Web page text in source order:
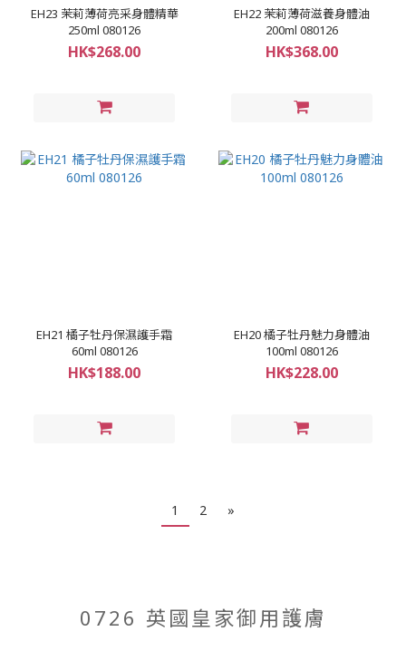
EH23 茉莉薄荷亮采身體精華
250ml 080126
HK$268.00
EH22 茉莉薄荷滋養身體油
200ml 080126
HK$368.00
EH21 橘子牡丹保濕護手霜
60ml 080126
HK$188.00
EH20 橘子牡丹魅力身體油
100ml 080126
HK$228.00
1 2 »
0726 英國皇家御用護膚